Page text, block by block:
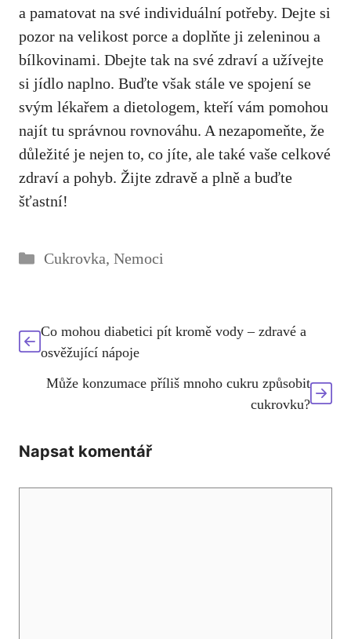
a pamatovat na své individuální potřeby. Dejte si
⁣pozor na velikost porce⁢ a doplňte ji zeleninou a
bílkovinami. Dbejte⁢ tak na své⁢ zdraví a užívejte
si jídlo naplno. Buďte ​však stále ve spojení‌ se
svým lékařem‌ a dietologem,‍ kteří vám ⁣pomohou
najít tu ​správnou rovnováhu. A nezapomeňte, že ​
důležité je nejen ​to, co ⁣jíte,‌ ale také‌ vaše ‌celkové
zdraví a​ pohyb. Žijte ⁤zdravě a plně a buďte⁣
šťastní!
Rubriky
Cukrovka, Nemoci
Co mohou diabetici pít kromě vody – zdravé a
osvěžující nápoje
Může konzumace příliš mnoho cukru způsobit
cukrovku?
Napsat komentář